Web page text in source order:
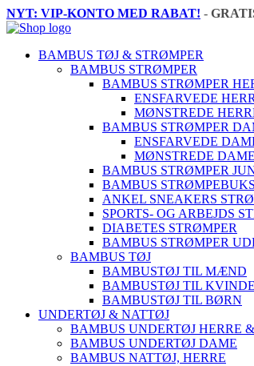
NYT: VIP-KONTO MED RABAT! -
BAMBUS TØJ & STRØMPER
BAMBUS STRØMPER
BAMBUS STRØMPER
ENSFARVEDE
MØNSTREDE
BAMBUS STRØMPER
ENSFARVEDE
MØNSTREDE
BAMBUS STRØMPER
BAMBUS
ANKEL SNEAKERS
SPORTS- OG ARBEJDS
DIABETES STRØMPER
BAMBUS STRØMPER
BAMBUS TØJ
BAMBUSTØJ TIL MÆND
BAMBUSTØJ TIL
BAMBUSTØJ TIL BØRN
UNDERTØJ & NATTØJ
BAMBUS UNDERTØJ HERRE
BAMBUS UNDERTØJ DAME
BAMBUS NATTØJ, HERRE